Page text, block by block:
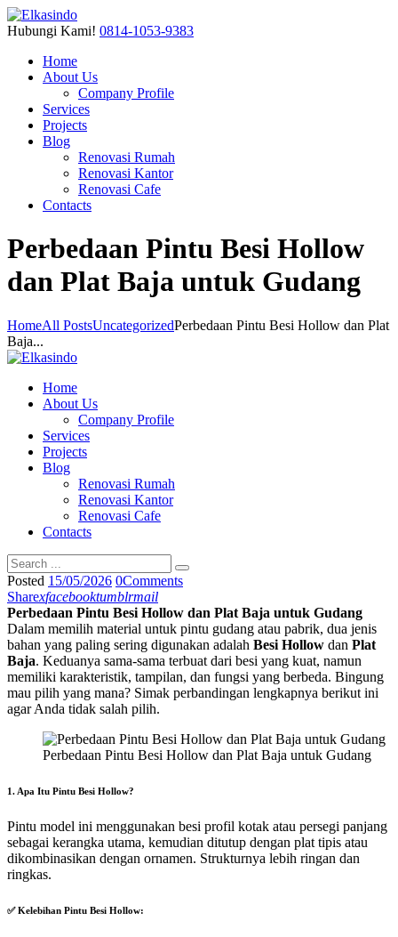
Hubungi Kami! 0814-1053-9383
Home
About Us
Company Profile
Services
Projects
Blog
Renovasi Rumah
Renovasi Kantor
Renovasi Cafe
Contacts
Perbedaan Pintu Besi Hollow
dan Plat Baja untuk Gudang
HomeAll PostsUncategorizedPerbedaan Pintu Besi Hollow dan Plat
Baja...
Home
About Us
Company Profile
Services
Projects
Blog
Renovasi Rumah
Renovasi Kantor
Renovasi Cafe
Contacts
Posted 15/05/2026 0Comments
Sharexfacebooktumblrmail
Perbedaan Pintu Besi Hollow dan Plat Baja untuk Gudang
Dalam memilih material untuk pintu gudang atau pabrik, dua jenis
bahan yang paling sering digunakan adalah Besi Hollow dan Plat
Baja. Keduanya sama-sama terbuat dari besi yang kuat, namun
memiliki karakteristik, tampilan, dan fungsi yang berbeda. Bingung
mau pilih yang mana? Simak perbandingan lengkapnya berikut ini
agar Anda tidak salah pilih.
Perbedaan Pintu Besi Hollow dan Plat Baja untuk Gudang
1. Apa Itu Pintu Besi Hollow?
Pintu model ini menggunakan besi profil kotak atau persegi panjang
sebagai kerangka utama, kemudian ditutup dengan plat tipis atau
dikombinasikan dengan ornamen. Strukturnya lebih ringan dan
ringkas.
✅ Kelebihan Pintu Besi Hollow: